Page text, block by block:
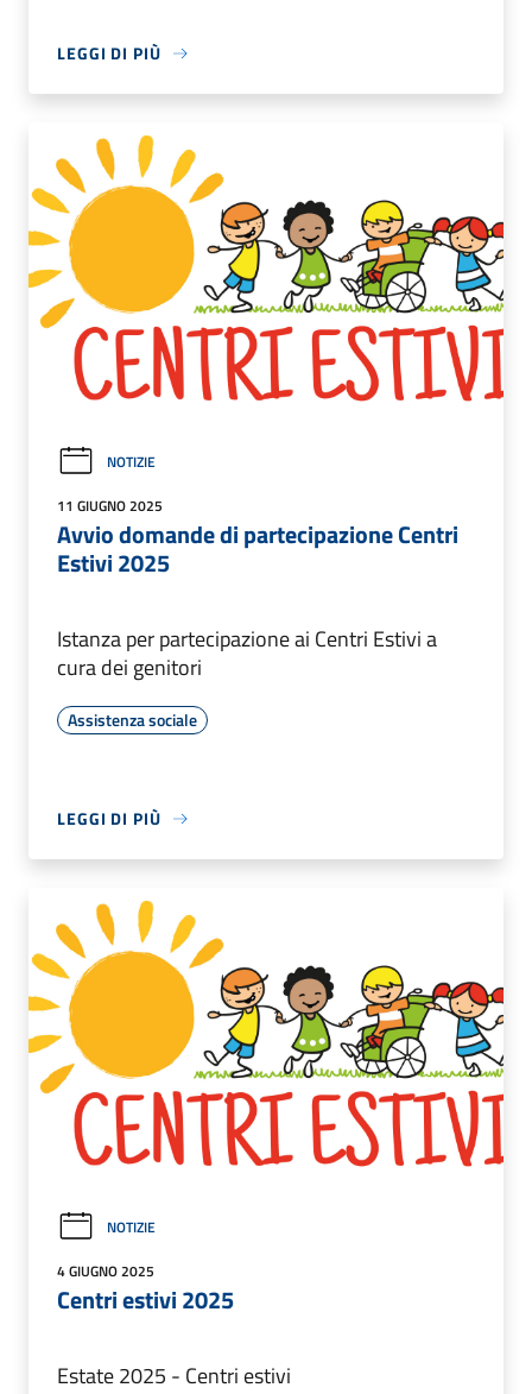
LEGGI DI PIÙ
NOTIZIE
11 GIUGNO 2025
Avvio domande di partecipazione Centri
Estivi 2025
Istanza per partecipazione ai Centri Estivi a
cura dei genitori
Assistenza sociale
LEGGI DI PIÙ
NOTIZIE
4 GIUGNO 2025
Centri estivi 2025
Estate 2025 - Centri estivi